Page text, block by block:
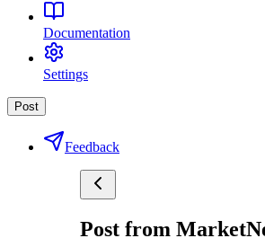
Documentation
Settings
Post
Feedback
Post from